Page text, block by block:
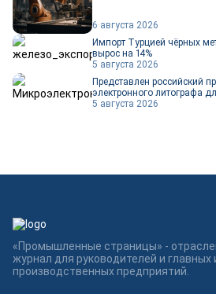
6 августа 2026
Импорт Турцией чёрных
вырос на 14%
5 августа 2026
Представлен российский
электронного литографа
5 августа 2026
«Промышленные страницы» -
журнал для руководителей и главных
производственных предприятий.